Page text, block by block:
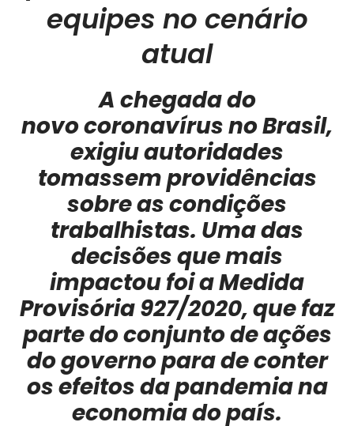
equipes no cenário
atual
A chegada do
novo coronavírus no Brasil,
exigiu autoridades
tomassem providências
sobre as condições
trabalhistas. Uma das
decisões que mais
impactou foi a Medida
Provisória 927/2020, que faz
parte do conjunto de ações
do governo para de conter
os efeitos da pandemia na
economia do país.